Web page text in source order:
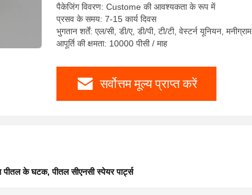
पैकेजिंग विवरण: Custome की आवश्यकता के रूप में
प्रसव के समय: 7-15 कार्य दिवस
भुगतान शर्तें: एल/सी, डी/ए, डी/पी, टी/टी, वेस्टर्न यूनियन, मनीग्राम
आपूर्ति की क्षमता: 10000 पीसी / माह
सर्वोत्तम मूल्य प्राप्त करें
पीतल के घटक,पीतल सीएनसी स्पेयर पार्ट्स